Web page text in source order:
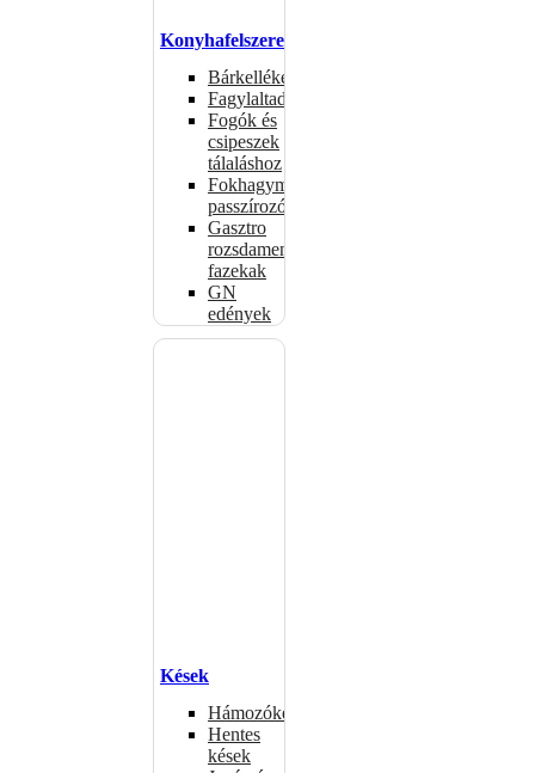
Konyhafelszerelés
Bárkellékek
Fagylaltadagolók
Fogók és
csipeszek
tálaláshoz
Fokhagymaprések,
passzírozók
Gasztro
rozsdamentes
fazekak
GN
edények
Kések
Hámozókések
Hentes
kések